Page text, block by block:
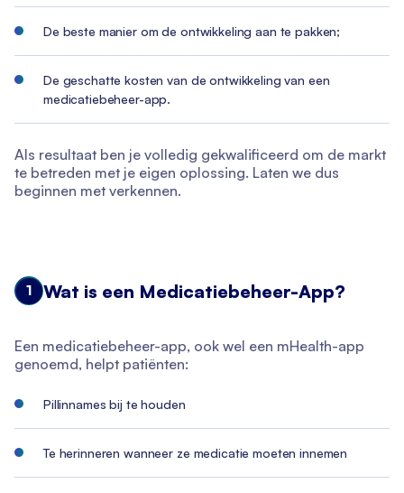
De beste manier om de ontwikkeling aan te pakken;
De geschatte kosten van de ontwikkeling van een
medicatiebeheer-app.
Als resultaat ben je volledig gekwalificeerd om de markt
te betreden met je eigen oplossing. Laten we dus
beginnen met verkennen.
1 Wat is een Medicatiebeheer-App?
Een medicatiebeheer-app, ook wel een mHealth-app
genoemd, helpt patiënten:
Pillinnames bij te houden
Te herinneren wanneer ze medicatie moeten innemen